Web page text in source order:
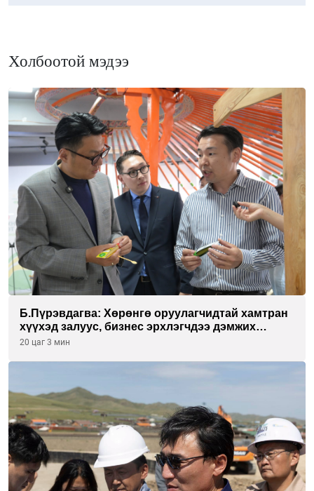
Холбоотой мэдээ
Б.Пүрэвдагва: Хөрөнгө оруулагчидтай хамтран
хүүхэд залуус, бизнес эрхлэгчдээ дэмжих
инкубатор төвүүдийг хотын захын
20 цаг 3 мин